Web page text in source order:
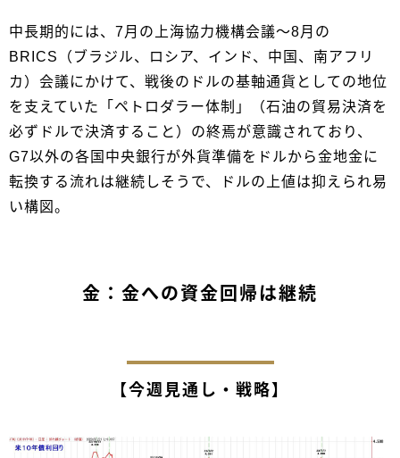
中長期的には、7月の上海協力機構会議～8月の
BRICS（ブラジル、ロシア、インド、中国、南アフリ
カ）会議にかけて、戦後のドルの基軸通貨としての地位
を支えていた「ペトロダラー体制」（石油の貿易決済を
必ずドルで決済すること）の終焉が意識されており、
G7以外の各国中央銀行が外貨準備をドルから金地金に
転換する流れは継続しそうで、ドルの上値は抑えられ易
い構図。
金：金への資金回帰は継続
【今週見通し・戦略】